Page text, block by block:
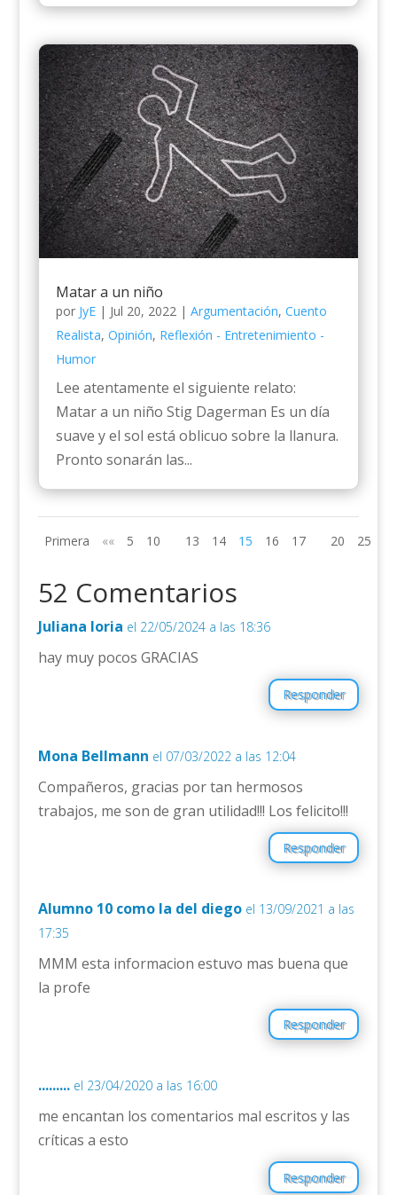
Matar a un niño
por JyE| Jul 20, 2022| Argumentación, Cuento
Realista, Opinión, Reflexión - Entretenimiento -
Humor
Lee atentamente el siguiente relato:
Matar a un niño Stig Dagerman Es un día
suave y el sol está oblicuo sobre la llanura.
Pronto sonarán las...
Primera «« 5 10 13 14 15 16 17 20 25
52 Comentarios
Juliana loria el 22/05/2024 a las 18:36
hay muy pocos GRACIAS
Responder
Mona Bellmann el 07/03/2022 a las 12:04
Compañeros, gracias por tan hermosos
trabajos, me son de gran utilidad!!! Los felicito!!!
Responder
Alumno 10 como la del diego el 13/09/2021 a las
17:35
MMM esta informacion estuvo mas buena que
la profe
Responder
......... el 23/04/2020 a las 16:00
me encantan los comentarios mal escritos y las
críticas a esto
Responder